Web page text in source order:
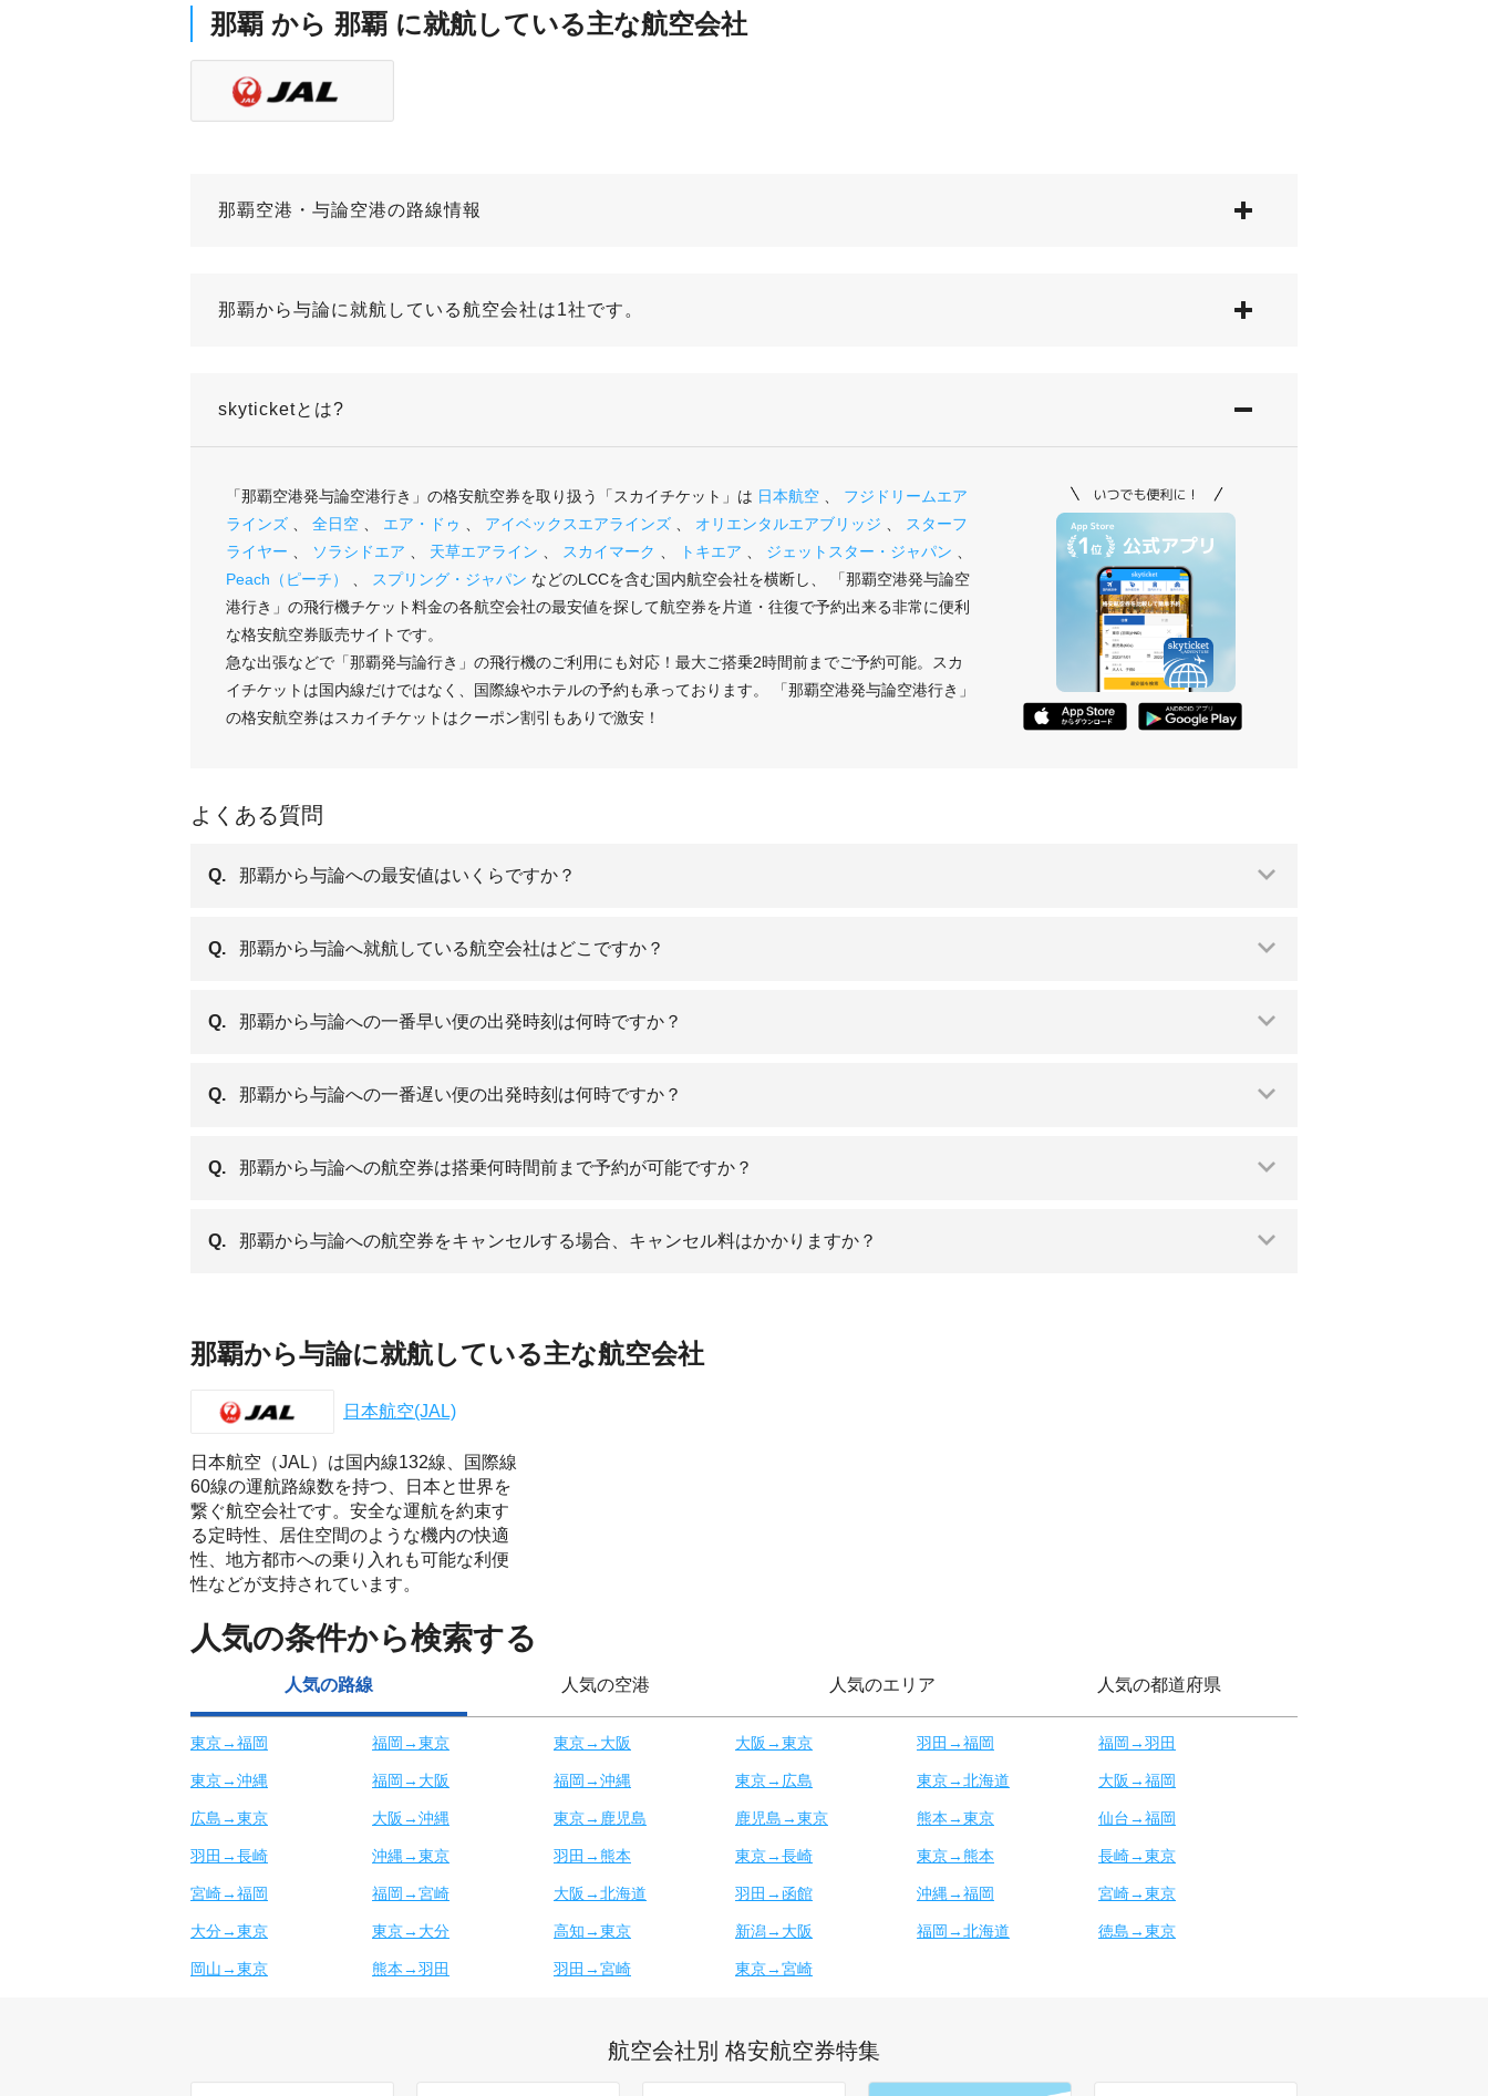
那覇 から 那覇 に就航している主な航空会社
那覇空港・与論空港の路線情報
那覇から与論に就航している航空会社は1社です。
skyticketとは?
「那覇空港発与論空港行き」の格安航空券を取り扱う「スカイチケット」は 日本航空
フジドリームエア
ラインズ
全日空 エア・ドゥ アイベックスエアラインズ オリエンタルエアブリッジ
スターフ
ライヤー
ソラシドエア 天草エアライン スカイマーク トキエア ジェットスター・ジャパン
Peach（ピーチ）
スプリング・ジャパン などのLCCを含む国内航空会社を横断し、 「那覇空港発与論空
港行き」の飛行機チケット料金の各航空会社の最安値を探して航空券を片道・往復で予約出来る非常に便利
な格安航空券販売サイトです。
急な出張などで「那覇発与論行き」の飛行機のご利用にも対応！最大ご搭乗2時間前までご予約可能。スカ
イチケットは国内線だけではなく、国際線やホテルの予約も承っております。 「那覇空港発与論空港行き」
の格安航空券はスカイチケットはクーポン割引もありで激安！
よくある質問
Q. 那覇から与論への最安値はいくらですか？
Q. 那覇から与論へ就航している航空会社はどこですか？
Q. 那覇から与論への一番早い便の出発時刻は何時ですか？
Q. 那覇から与論への一番遅い便の出発時刻は何時ですか？
Q. 那覇から与論への航空券は搭乗何時間前まで予約が可能ですか？
Q. 那覇から与論への航空券をキャンセルする場合、キャンセル料はかかりますか？
那覇から与論に就航している主な航空会社
日本航空(JAL)
日本航空（JAL）は国内線132線、国際線
60線の運航路線数を持つ、日本と世界を
繋ぐ航空会社です。安全な運航を約束す
る定時性、居住空間のような機内の快適
性、地方都市への乗り入れも可能な利便
性などが支持されています。
人気の条件から検索する
人気の路線 人気の空港 人気のエリア 人気の都道府県
東京→福岡 福岡→東京 東京→大阪 大阪→東京 羽田→福岡 福岡→羽田
東京→沖縄 福岡→大阪 福岡→沖縄 東京→広島 東京→北海道 大阪→福岡
広島→東京 大阪→沖縄 東京→鹿児島 鹿児島→東京 熊本→東京 仙台→福岡
羽田→長崎 沖縄→東京 羽田→熊本 東京→長崎 東京→熊本 長崎→東京
宮崎→福岡 福岡→宮崎 大阪→北海道 羽田→函館 沖縄→福岡 宮崎→東京
大分→東京 東京→大分 高知→東京 新潟→大阪 福岡→北海道 徳島→東京
岡山→東京 熊本→羽田 羽田→宮崎 東京→宮崎
航空会社別 格安航空券特集